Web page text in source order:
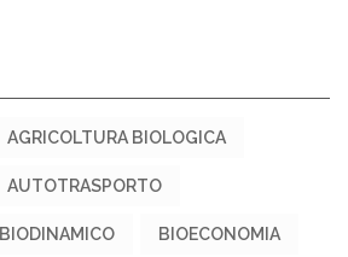
AGRICOLTURA BIOLOGICA
AUTOTRASPORTO
BIODINAMICO BIOECONOMIA